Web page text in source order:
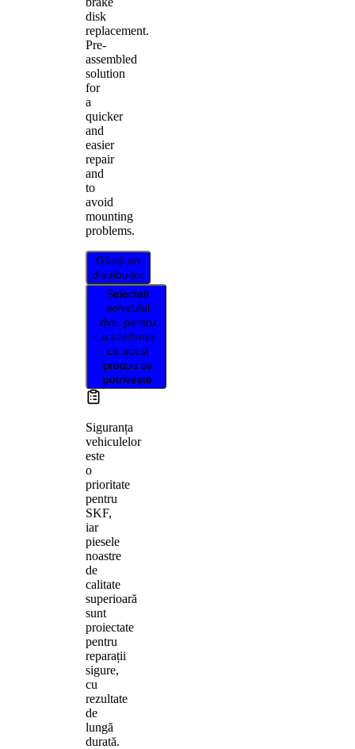
disk
replacement.
Pre-
assembled
solution
for
a
quicker
and
easier
repair
and
to
avoid
mounting
problems.
Găsiți un
distribuitor
Selectați
vehiculul
dvs. pentru
a confirma
că acest
produs se
potrivește
Siguranța
vehiculelor
este
o
prioritate
pentru
SKF,
iar
piesele
noastre
de
calitate
superioară
sunt
proiectate
pentru
reparații
sigure,
cu
rezultate
de
lungă
durată.